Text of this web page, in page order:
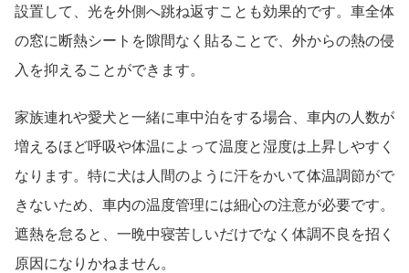
設置して、光を外側へ跳ね返すことも効果的です。車全体
の窓に断熱シートを隙間なく貼ることで、外からの熱の侵
入を抑えることができます。
家族連れや愛犬と一緒に車中泊をする場合、車内の人数が
増えるほど呼吸や体温によって温度と湿度は上昇しやすく
なります。特に犬は人間のように汗をかいて体温調節がで
きないため、車内の温度管理には細心の注意が必要です。
遮熱を怠ると、一晩中寝苦しいだけでなく体調不良を招く
原因になりかねません。